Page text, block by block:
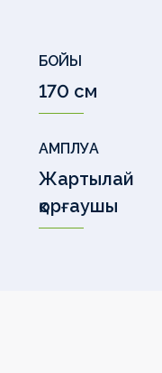
БОЙЫ
170 см
АМПЛУА
Жартылай
қорғаушы